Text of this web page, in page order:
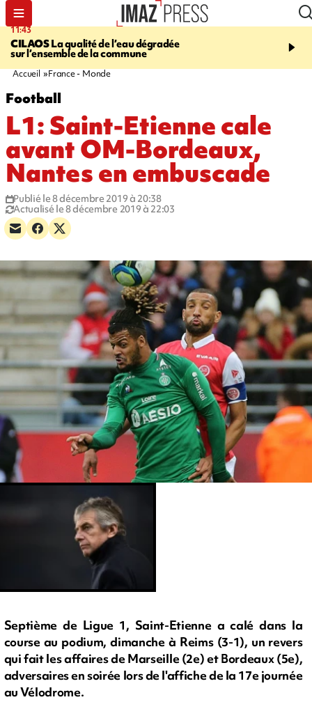
11:43
CILAOSLa qualité de l’eau dégradée
sur l’ensemble de la commune
12:20
Un
grands-parents puis
Accueil France - Monde
Football
L1: Saint-Etienne cale
avant OM-Bordeaux,
Nantes en embuscade
Publié le 8 décembre 2019 à 20:38
Actualisé le 8 décembre 2019 à 22:03
Septième de Ligue 1, Saint-Etienne a calé dans la
course au podium, dimanche à Reims (3-1), un revers
qui fait les affaires de Marseille (2e) et Bordeaux (5e),
adversaires en soirée lors de l'affiche de la 17e journée
au Vélodrome.